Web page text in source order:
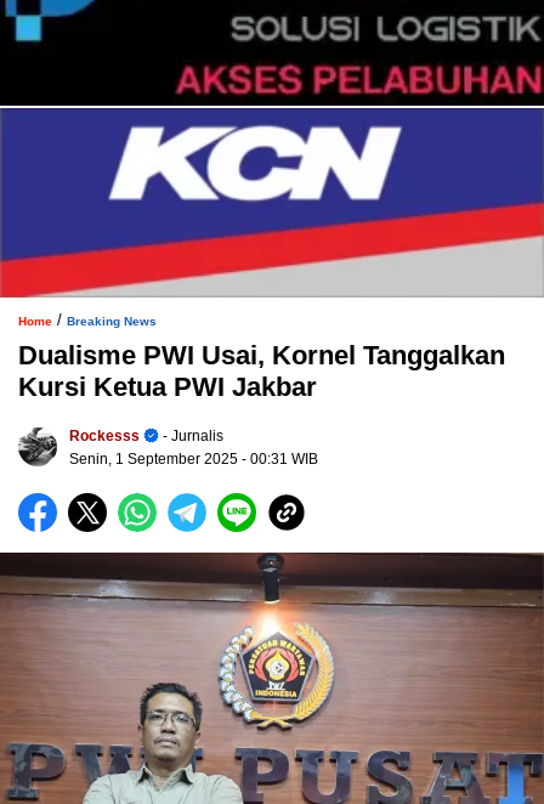
Home / Breaking News
Dualisme PWI Usai, Kornel Tanggalkan
Kursi Ketua PWI Jakbar
Rockesss
- Jurnalis
Senin, 1 September 2025 - 00:31 WIB